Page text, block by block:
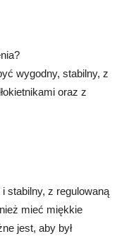
wygodny, stabilny, z
oraz z
stabilny, z regulowaną
mieć miękkie
jest, aby był